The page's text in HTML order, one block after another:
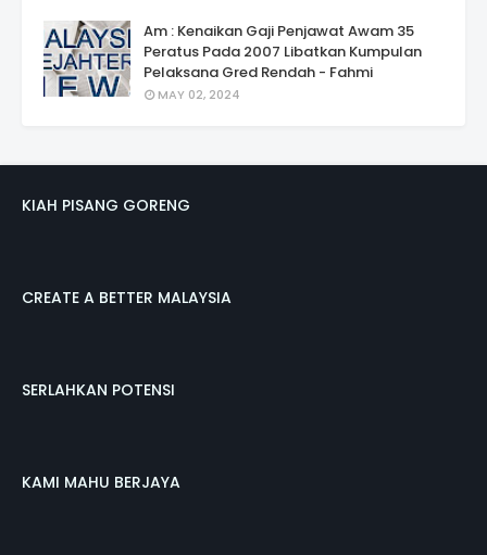
Am : Kenaikan Gaji Penjawat Awam 35
Peratus Pada 2007 Libatkan Kumpulan
Pelaksana Gred Rendah - Fahmi
MAY 02, 2024
KIAH PISANG GORENG
CREATE A BETTER MALAYSIA
SERLAHKAN POTENSI
KAMI MAHU BERJAYA